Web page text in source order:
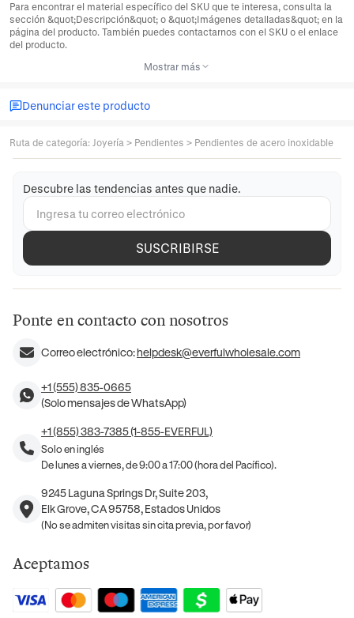
Para encontrar el material específico del SKU que te interesa, consulta la
sección &quot;Descripción&quot; o &quot;Imágenes detalladas&quot; en la
página del producto. También puedes contactarnos con el SKU o el enlace
del producto.
Mostrar más
Denunciar este producto
Ruta de categoría: Joyería > Pendientes > Pendientes de acero inoxidable
Descubre las tendencias antes que nadie.
SUSCRIBIRSE
Ponte en contacto con nosotros
Correo electrónico:helpdesk@everfulwholesale.com
+1 (555) 835-0665
(Solo mensajes de WhatsApp)
+1 (855) 383-7385 (1-855-EVERFUL)
Solo en inglés
De lunes a viernes, de 9:00 a 17:00 (hora del Pacífico).
9245 Laguna Springs Dr, Suite 203,
Elk Grove, CA 95758, Estados Unidos
(No se admiten visitas sin cita previa, por favor)
Aceptamos